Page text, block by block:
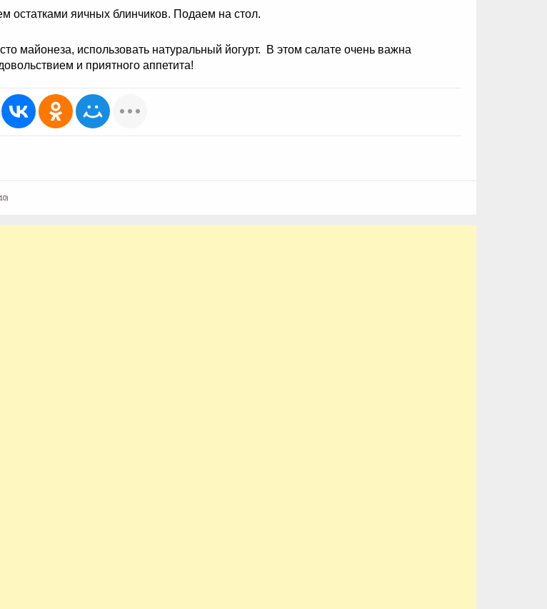
остатками яичных блинчиков. Подаем на стол.
майонеза, использовать натуральный йогурт. В этом салате очень важна
и приятного аппетита!